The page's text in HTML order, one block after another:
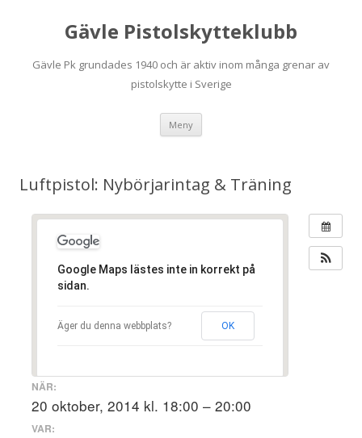
Gävle Pistolskytteklubb
Gävle Pk grundades 1940 och är aktiv inom många grenar av
pistolskytte i Sverige
Meny
Luftpistol: Nybörjarintag & Träning
Google Maps lästes inte in korrekt på
sidan.
Äger du denna webbplats? OK
NÄR:
20 oktober, 2014 kl. 18:00 – 20:00
VAR: